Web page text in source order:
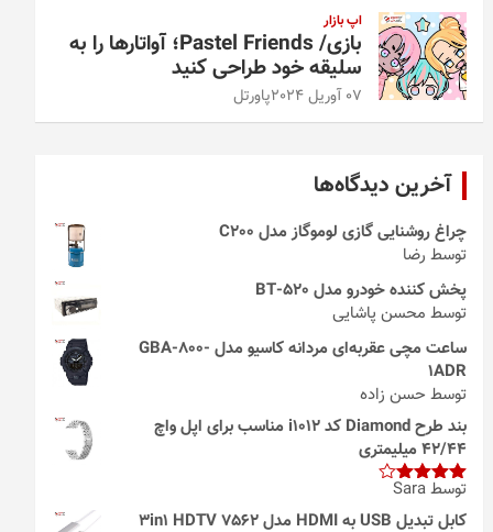
اپ بازار
بازی/ Pastel Friends؛ آواتارها را به
سلیقه خود طراحی کنید
07 آوریل 2024 پاورتل
آخرین دیدگاه‌ها
چراغ روشنایی گازی لوموگاز مدل C200
توسط رضا
پخش کننده خودرو مدل 520-BT
توسط محسن پاشایی
ساعت مچی عقربه‌ای مردانه کاسیو مدل GBA-800-
1ADR
توسط حسن زاده
بند طرح Diamond کد i1012 مناسب برای اپل واچ
42/44 میلیمتری
امتیاز4
از 5
توسط Sara
کابل تبدیل USB به HDMI مدل 3in1 HDTV 7562